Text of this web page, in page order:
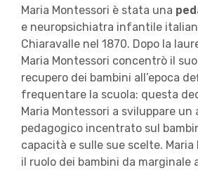
Maria Montessori è stata una
e neuropsichiatra infantile
Chiaravalle nel 1870. Dopo la
Maria Montessori concentrò il suo
recupero dei bambini all’epoca
frequentare la scuola: questa
Maria Montessori a sviluppare un
pedagogico incentrato sul
capacità e sulle sue scelte.
il ruolo dei bambini da marginale